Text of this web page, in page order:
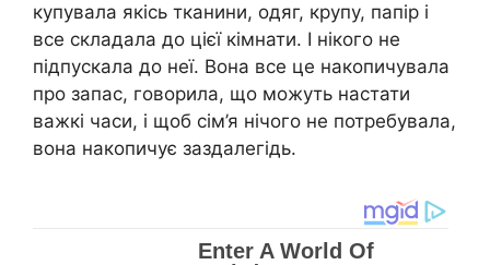
купувала якісь тканини, одяг, крупу, папір і
все складала до цієї кімнати. І нікого не
підпускала до неї. Вона все це накопичувала
про запас, говорила, що можуть настати
важкі часи, і щоб сім’я нічого не потребувала,
вона накопичує заздалегідь.